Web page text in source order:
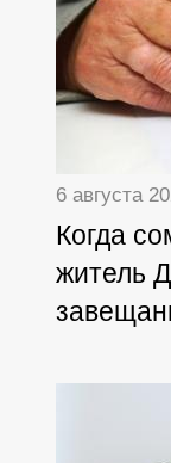
6 августа
Когда
житель